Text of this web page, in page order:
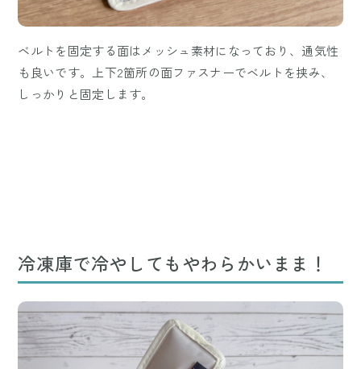
ベルトを固定する面はメッシュ素材になっており、通気性
も良いです。上下2箇所の面ファスナーでベルトを挟み、
しっかりと固定します。
冷凍庫で冷やしてもやわらかいまま！